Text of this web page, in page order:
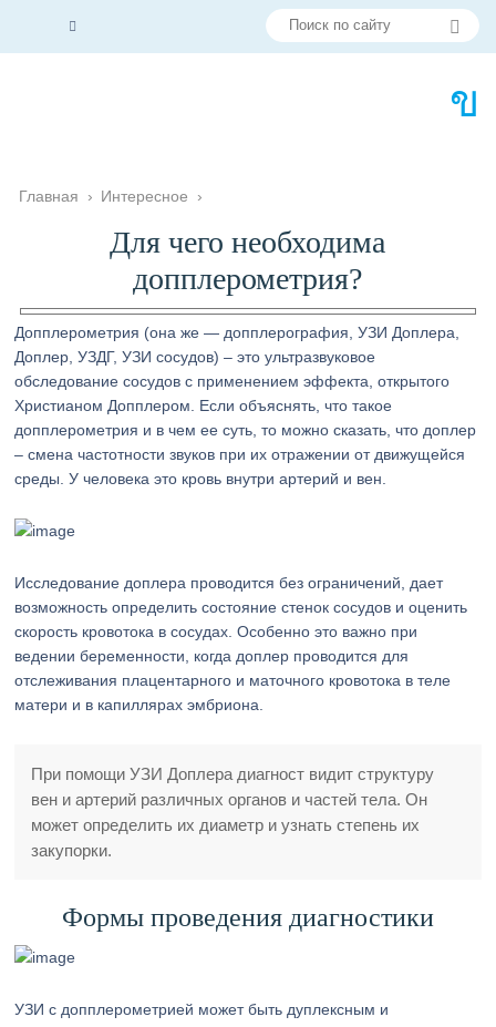
Главная › Интересное ›
Для чего необходима
допплерометрия?
Допплерометрия (она же — допплерография, УЗИ Доплера,
Доплер, УЗДГ, УЗИ сосудов) – это ультразвуковое
обследование сосудов с применением эффекта, открытого
Христианом Допплером. Если объяснять, что такое
допплерометрия и в чем ее суть, то можно сказать, что доплер
– смена частотности звуков при их отражении от движущейся
среды. У человека это кровь внутри артерий и вен.
Исследование доплера проводится без ограничений, дает
возможность определить состояние стенок сосудов и оценить
скорость кровотока в сосудах. Особенно это важно при
ведении беременности, когда доплер проводится для
отслеживания плацентарного и маточного кровотока в теле
матери и в капиллярах эмбриона.
При помощи УЗИ Доплера диагност видит структуру
вен и артерий различных органов и частей тела. Он
может определить их диаметр и узнать степень их
закупорки.
Формы проведения диагностики
УЗИ с допплерометрией может быть дуплексным и